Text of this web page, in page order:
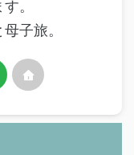
。
子旅。